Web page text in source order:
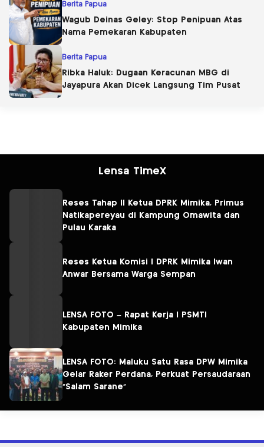
Berita Papua
Wagub Deinas Geley: Stop Penipuan Atas
Nama Pemekaran Kabupaten
Berita Papua
Ribka Haluk: Dugaan Keracunan MBG di
Jayapura Akan Dicek Langsung Tim Pusat
Lensa TimeX
Reses Tahap II Ketua DPRK Mimika, Primus
Natikapereyau di Kampung Omawita dan
Pulau Karaka
Reses Ketua Komisi I DPRK Mimika Iwan
Anwar Bersama Warga Sempan
LENSA FOTO – Rapat Kerja I PSMTI
Kabupaten Mimika
LENSA FOTO: Maluku Satu Rasa DPW Mimika
Gelar Raker Perdana, Perkuat Persaudaraan
“Salam Sarane”